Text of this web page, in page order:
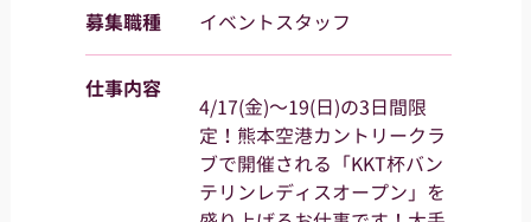
募集職種 イベントスタッフ
仕事内容
4/17(金)～19(日)の3日間限
定！熊本空港カントリークラ
ブで開催される「KKT杯バン
テリンレディスオープン」を